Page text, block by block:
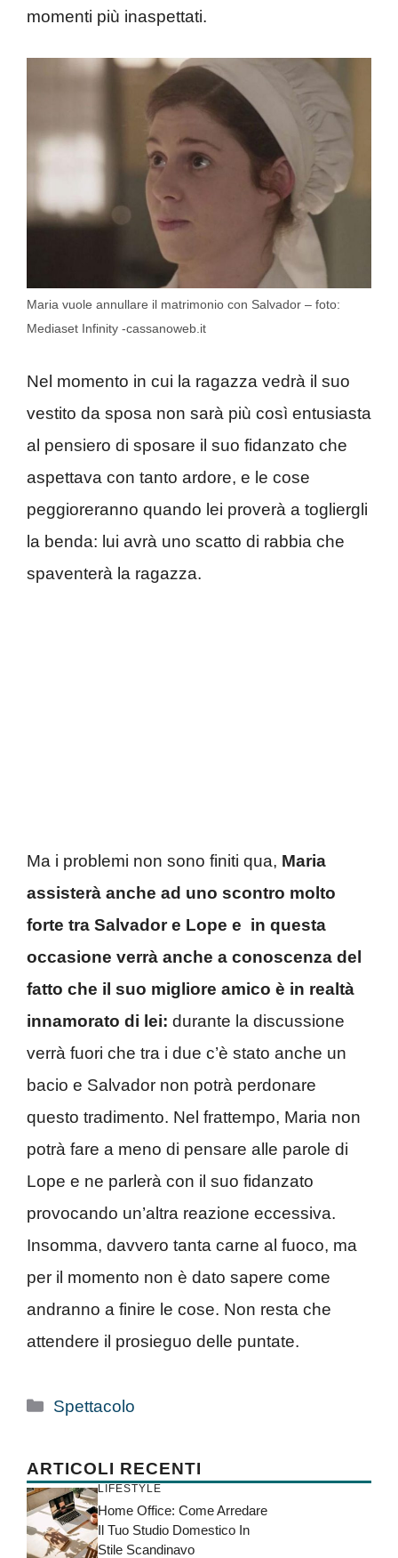
momenti più inaspettati.
Maria vuole annullare il matrimonio con Salvador – foto:
Mediaset Infinity -cassanoweb.it
Nel momento in cui la ragazza vedrà il suo
vestito da sposa non sarà più così entusiasta
al pensiero di sposare il suo fidanzato che
aspettava con tanto ardore, e le cose
peggioreranno quando lei proverà a togliergli
la benda: lui avrà uno scatto di rabbia che
spaventerà la ragazza.
Ma i problemi non sono finiti qua, Maria
assisterà anche ad uno scontro molto
forte tra Salvador e Lope e in questa
occasione verrà anche a conoscenza del
fatto che il suo migliore amico è in realtà
innamorato di lei: durante la discussione
verrà fuori che tra i due c’è stato anche un
bacio e Salvador non potrà perdonare
questo tradimento. Nel frattempo, Maria non
potrà fare a meno di pensare alle parole di
Lope e ne parlerà con il suo fidanzato
provocando un’altra reazione eccessiva.
Insomma, davvero tanta carne al fuoco, ma
per il momento non è dato sapere come
andranno a finire le cose. Non resta che
attendere il prosieguo delle puntate.
Categorie
Spettacolo
ARTICOLI RECENTI
LIFESTYLE
Home Office: Come Arredare
Il Tuo Studio Domestico In
Stile Scandinavo